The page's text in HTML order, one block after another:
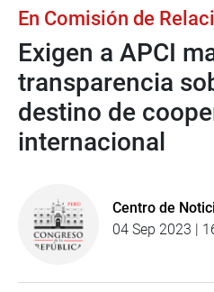
En Comisión de
Exigen a APCI
transparencia
destino de
internacional
Centro de
04 Sep 2023 |